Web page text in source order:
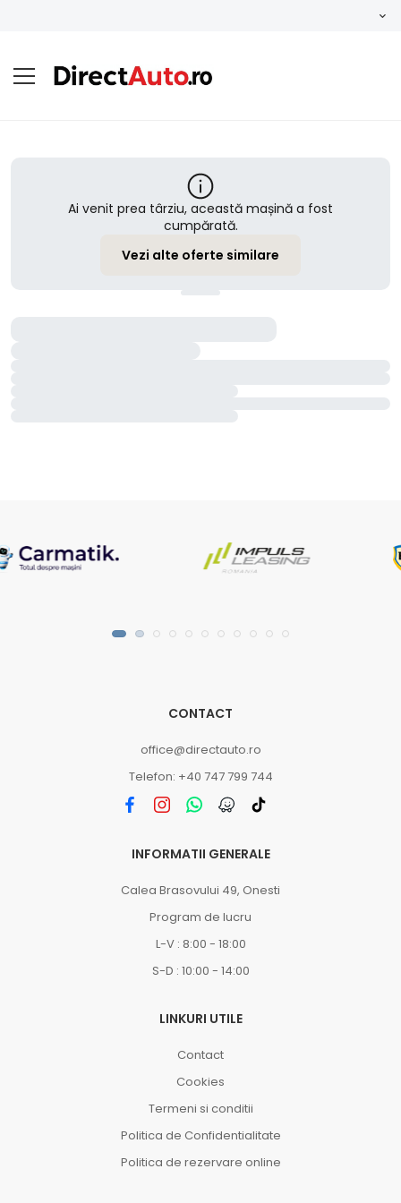
Ai venit prea târziu, această mașină a fost
cumpărată.
Vezi alte oferte similare
CONTACT
office@directauto.ro
Telefon: +40 747 799 744
INFORMATII GENERALE
Calea Brasovului 49, Onesti
Program de lucru
L-V : 8:00 - 18:00
S-D : 10:00 - 14:00
LINKURI UTILE
Contact
Cookies
Termeni si conditii
Politica de Confidentialitate
Politica de rezervare online